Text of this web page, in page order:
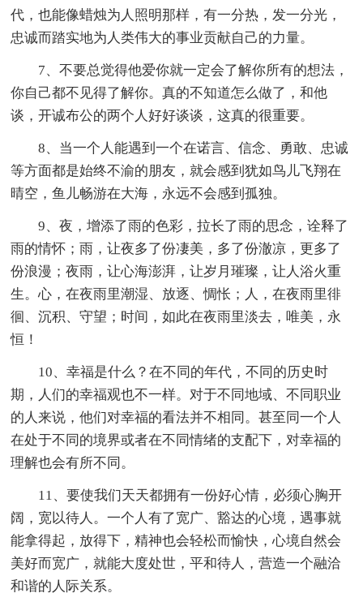
代，也能像蜡烛为人照明那样，有一分热，发一分光，
忠诚而踏实地为人类伟大的事业贡献自己的力量。
7、不要总觉得他爱你就一定会了解你所有的想法，
你自己都不见得了解你。真的不知道怎么做了，和他
谈，开诚布公的两个人好好谈谈，这真的很重要。
8、当一个人能遇到一个在诺言、信念、勇敢、忠诚
等方面都是始终不渝的朋友，就会感到犹如鸟儿飞翔在
晴空，鱼儿畅游在大海，永远不会感到孤独。
9、夜，增添了雨的色彩，拉长了雨的思念，诠释了
雨的情怀；雨，让夜多了份凄美，多了份澈凉，更多了
份浪漫；夜雨，让心海澎湃，让岁月璀璨，让人浴火重
生。心，在夜雨里潮湿、放逐、惆怅；人，在夜雨里徘
徊、沉积、守望；时间，如此在夜雨里淡去，唯美，永
恒！
10、幸福是什么？在不同的年代，不同的历史时
期，人们的幸福观也不一样。对于不同地域、不同职业
的人来说，他们对幸福的看法并不相同。甚至同一个人
在处于不同的境界或者在不同情绪的支配下，对幸福的
理解也会有所不同。
11、要使我们天天都拥有一份好心情，必须心胸开
阔，宽以待人。一个人有了宽广、豁达的心境，遇事就
能拿得起，放得下，精神也会轻松而愉快，心境自然会
美好而宽广，就能大度处世，平和待人，营造一个融洽
和谐的人际关系。